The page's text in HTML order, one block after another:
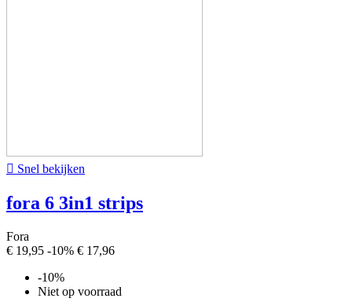
 Snel bekijken
fora 6 3in1 strips
Fora
€ 19,95 -10% € 17,96
-10%
Niet op voorraad